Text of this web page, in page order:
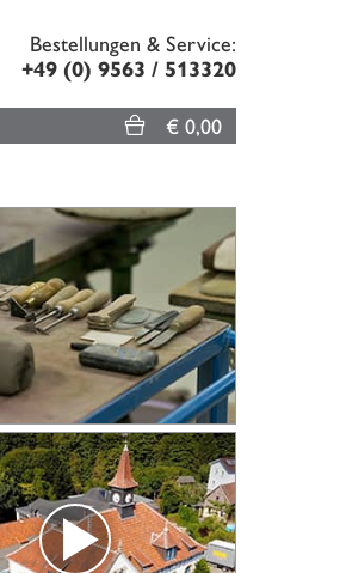
Bestellungen & Service:
+49 (0) 9563 / 513320
€ 0,00